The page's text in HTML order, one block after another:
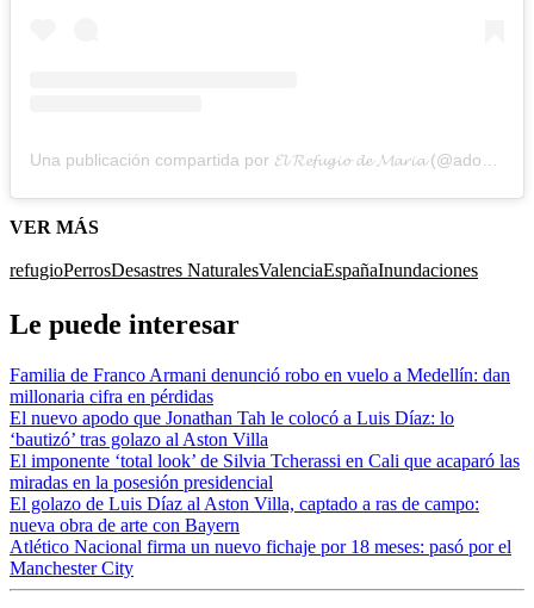
VER MÁS
refugioPerrosDesastres NaturalesValenciaEspañaInundaciones
Le puede interesar
Familia de Franco Armani denunció robo en vuelo a Medellín: dan
millonaria cifra en pérdidas
El nuevo apodo que Jonathan Tah le colocó a Luis Díaz: lo
‘bautizó’ tras golazo al Aston Villa
El imponente ‘total look’ de Silvia Tcherassi en Cali que acaparó las
miradas en la posesión presidencial
El golazo de Luis Díaz al Aston Villa, captado a ras de campo:
nueva obra de arte con Bayern
Atlético Nacional firma un nuevo fichaje por 18 meses: pasó por el
Manchester City